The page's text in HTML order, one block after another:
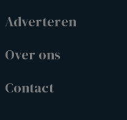
Adverteren
Over ons
Contact